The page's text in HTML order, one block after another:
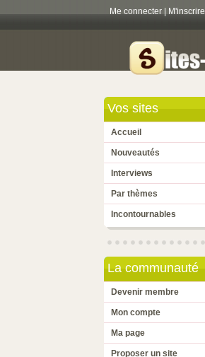
Me connecter M'inscrire
Vos sites
Accueil
Nouveautés
Interviews
Par thèmes
Incontournables
La communauté
Devenir membre
Mon compte
Ma page
Proposer un site